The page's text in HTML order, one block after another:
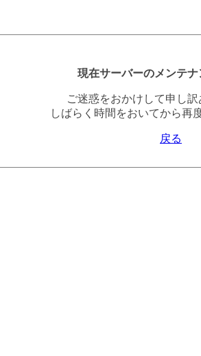
現在サーバーのメンテナ
ご迷惑をおかけして申し訳
しばらく時間をおいてから再
戻る